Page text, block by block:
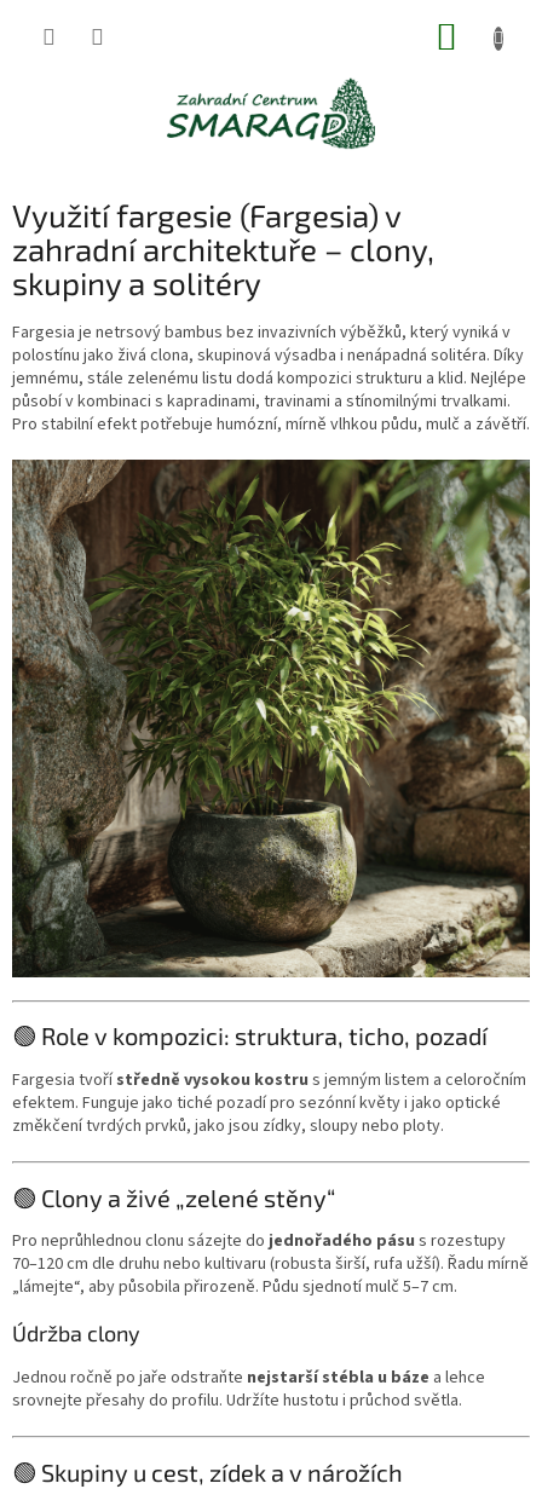
Využití fargesie (Fargesia) v
zahradní architektuře – clony,
skupiny a solitéry
Fargesia je netrsový bambus bez invazivních výběžků, který vyniká v
polostínu jako živá clona, skupinová výsadba i nenápadná solitéra. Díky
jemnému, stále zelenému listu dodá kompozici strukturu a klid. Nejlépe
působí v kombinaci s kapradinami, travinami a stínomilnými trvalkami.
Pro stabilní efekt potřebuje humózní, mírně vlhkou půdu, mulč a závětří.
🟢 Role v kompozici: struktura, ticho, pozadí
Fargesia tvořístředně vysokou kostru s jemným listem a celoročním
efektem. Funguje jako tiché pozadí pro sezónní květy i jako optické
změkčení tvrdých prvků, jako jsou zídky, sloupy nebo ploty.
🟢 Clony a živé „zelené stěny“
Pro neprůhlednou clonu sázejte dojednořadého pásu s rozestupy
70–120 cm dle druhu nebo kultivaru (robusta širší, rufa užší). Řadu mírně
„lámejte“, aby působila přirozeně. Půdu sjednotí mulč 5–7 cm.
Údržba clony
Jednou ročně po jaře odstraňte nejstarší stébla u báze a lehce
srovnejte přesahy do profilu. Udržíte hustotu i průchod světla.
🟢 Skupiny u cest, zídek a v nárožích